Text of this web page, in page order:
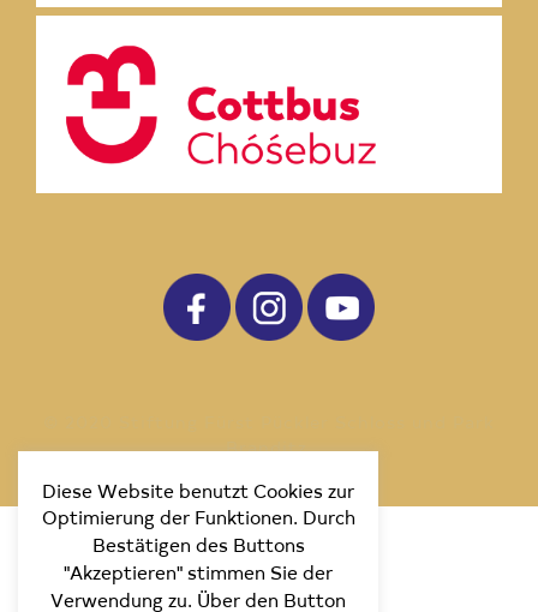
Branditz.
Diese Website benutzt Cookies zur
Optimierung der Funktionen. Durch
Bestätigen des Buttons
"Akzeptieren" stimmen Sie der
Verwendung zu. Über den Button